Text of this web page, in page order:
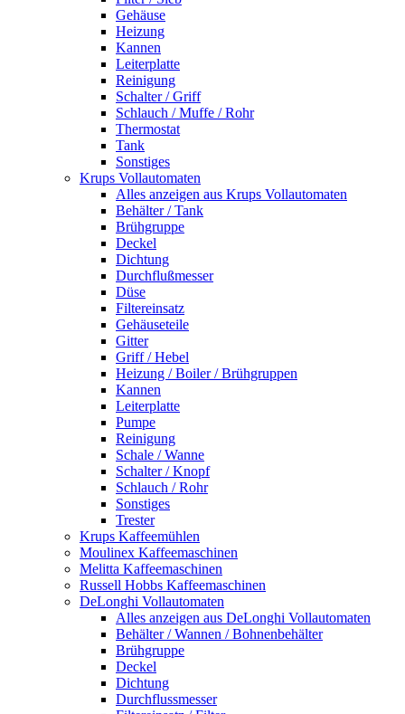
Gehäuse
Heizung
Kannen
Leiterplatte
Reinigung
Schalter / Griff
Schlauch / Muffe / Rohr
Thermostat
Tank
Sonstiges
Krups Vollautomaten
Alles anzeigen aus Krups Vollautomaten
Behälter / Tank
Brühgruppe
Deckel
Dichtung
Durchflußmesser
Düse
Filtereinsatz
Gehäuseteile
Gitter
Griff / Hebel
Heizung / Boiler / Brühgruppen
Kannen
Leiterplatte
Pumpe
Reinigung
Schale / Wanne
Schalter / Knopf
Schlauch / Rohr
Sonstiges
Trester
Krups Kaffeemühlen
Moulinex Kaffeemaschinen
Melitta Kaffeemaschinen
Russell Hobbs Kaffeemaschinen
DeLonghi Vollautomaten
Alles anzeigen aus DeLonghi Vollautomaten
Behälter / Wannen / Bohnenbehälter
Brühgruppe
Deckel
Dichtung
Durchflussmesser